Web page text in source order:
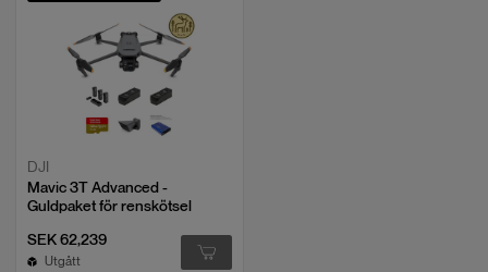
DJI
Mavic 3T Advanced -
Guldpaket för renskötsel
SEK 62,239
Utgått